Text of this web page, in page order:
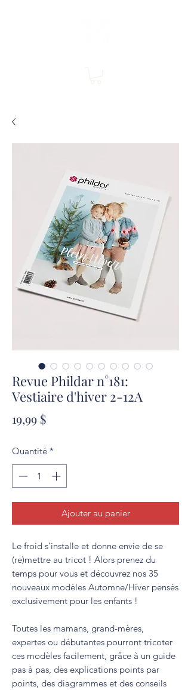
Revue Phildar n°181:
Vestiaire d'hiver 2-12A
19,99 $Prix
Quantité *
Ajouter au panier
Le froid s’installe et donne envie de se
(re)mettre au tricot ! Alors prenez du
temps pour vous et découvrez nos 35
nouveaux modèles Automne/Hiver pensés
exclusivement pour les enfants !
Toutes les mamans, grand-mères,
expertes ou débutantes pourront tricoter
ces modèles facilement, grâce à un guide
pas à pas, des explications points par
points, des diagrammes et des conseils